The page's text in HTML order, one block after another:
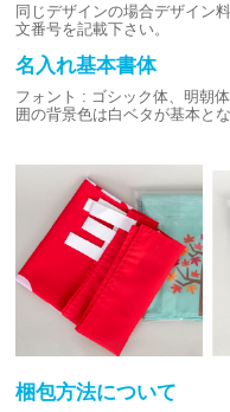
同じデザインの場合デザイン
文番号を記載下さい。
名入れ基本書体
フォント : ゴシック体、明朝
囲の背景色は白ベタが基本と
梱包方法について